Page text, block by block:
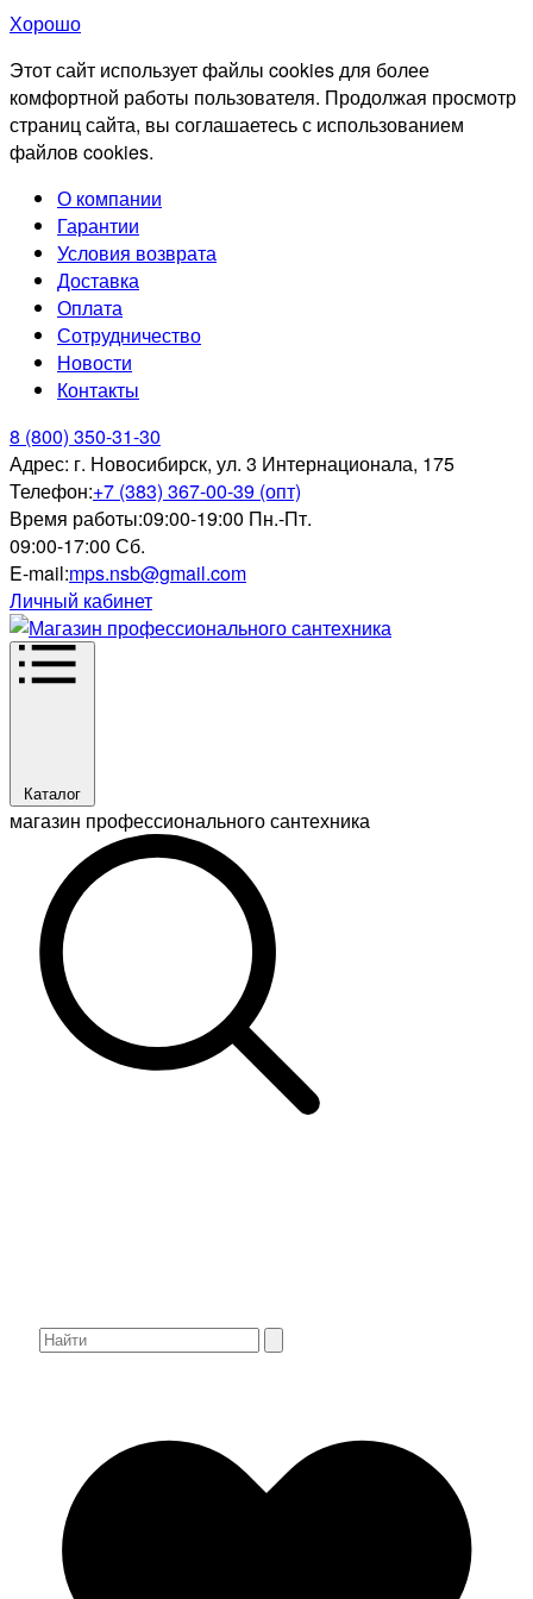
Хорошо
Этот сайт использует файлы cookies для более
комфортной работы пользователя. Продолжая просмотр
страниц сайта, вы соглашаетесь с использованием
файлов cookies.
О компании
Гарантии
Условия возврата
Доставка
Оплата
Сотрудничество
Новости
Контакты
8 (800) 350-31-30
Адрес: г. Новосибирск, ул. 3 Интернационала, 175
Телефон:+7 (383) 367-00-39 (опт)
Время работы:09:00-19:00 Пн.-Пт.
09:00-17:00 Сб.
E-mail:mps.nsb@gmail.com
Личный кабинет
Каталог
магазин профессионального сантехника